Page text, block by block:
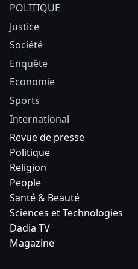
POLITIQUE
Justice
Société
Enquête
Economie
Sports
International
Revue de presse
Politique
Religion
People
Santé & Beauté
Sciences et Technologies
Dadia TV
Magazine